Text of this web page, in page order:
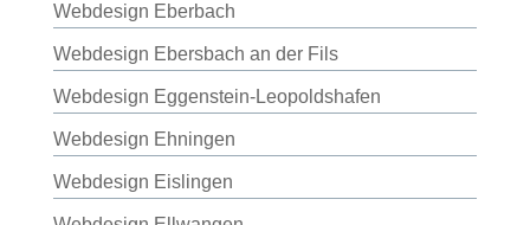
Webdesign Eberbach
Webdesign Ebersbach an der Fils
Webdesign Eggenstein-Leopoldshafen
Webdesign Ehningen
Webdesign Eislingen